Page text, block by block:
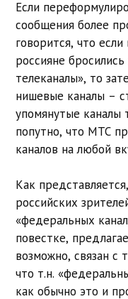
Если
сообщения более
говорится, что если
россияне
телеканалы», то
нишевые каналы –
упомянутые каналы
попутно, что МТС
каналов на любой
Как
российских
«федеральных
повестке,
возможно, связан с
что т.н.
как обычно это и